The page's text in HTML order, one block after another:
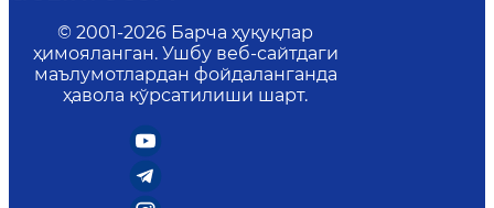
© 2001-2026 Барча ҳуқуқлар
ҳимояланган. Ушбу веб-сайтдаги
маълумотлардан фойдаланганда
ҳавола кўрсатилиши шарт.